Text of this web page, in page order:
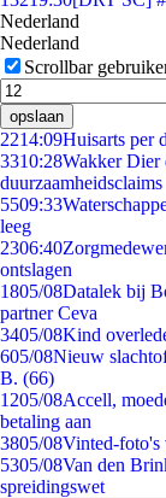
Nederland
Nederland
Scrollbar
opslaan
2214:09Huisarts per
3310:28Wakker Dier
duurzaamheidsclaims
5509:33
leeg
2306:40
ontslagen
1805/08Datalek bij
partner Ceva
3405/08Kind
605/08Nieuw
B. (66)
1205/08Accell,
betaling aan
3805/08Vinted-foto's
5305/08Van den
spreidingswet